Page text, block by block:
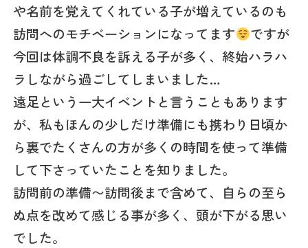
や名前を覚えてくれている子が増えているのも
訪問へのモチベーションになってます
ですが
今回は体調不良を訴える子が多く、終始ハラハ
ラしながら過ごしてしまいました…
遠足という一大イベントと言うこともあります
が、私もほんの少しだけ準備にも携わり日頃か
ら裏でたくさんの方が多くの時間を使って準備
して下さっていたことを知りました。
訪問前の準備〜訪問後まで含めて、自らの至ら
ぬ点を改めて感じる事が多く、頭が下がる思い
でした。